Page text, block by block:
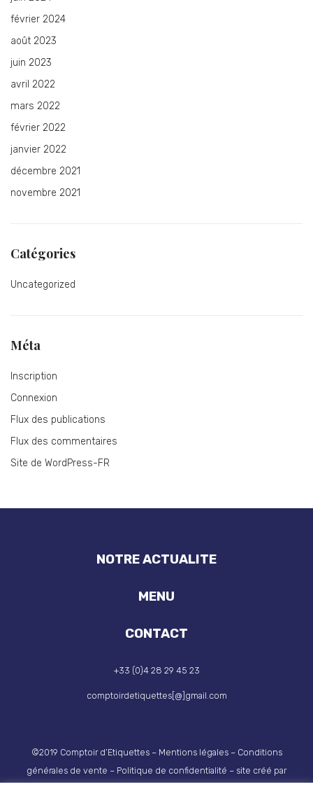
février 2024
août 2023
juin 2023
avril 2022
mars 2022
février 2022
janvier 2022
décembre 2021
novembre 2021
Catégories
Uncategorized
Méta
Inscription
Connexion
Flux des publications
Flux des commentaires
Site de WordPress-FR
NOTRE ACTUALITE
MENU
CONTACT
+33 (0)4 28 29 45 23
comptoirdetiquettes[@]gmail.com
©2019 Comptoir d’Etiquettes – Mentions légales– Conditions
générales de vente – Politique de confidentialité – site créé par